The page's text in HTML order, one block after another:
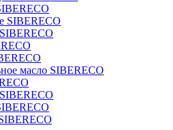
SIBERECO
масло SIBERECO